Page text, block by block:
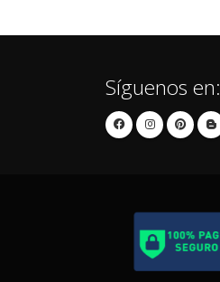
Síguenos en: